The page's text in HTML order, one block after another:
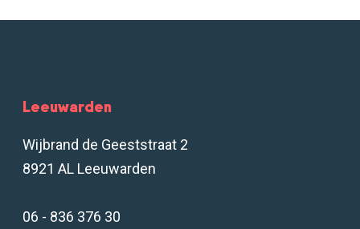
Leeuwarden
Wijbrand de Geeststraat 2
8921 AL Leeuwarden
06 - 836 376 30